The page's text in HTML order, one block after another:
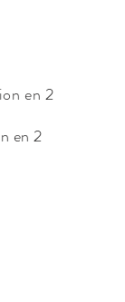
en 2
en 2